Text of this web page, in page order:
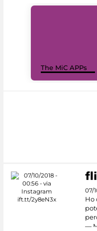
The MiC APPs
07/
Ho
—